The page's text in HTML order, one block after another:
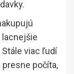
lacnejšie
viac ľudí
počíta,